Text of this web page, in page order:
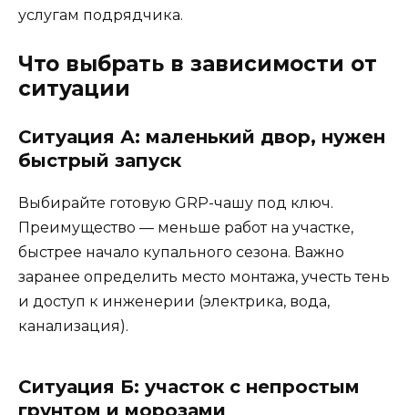
услугам подрядчика.
Что выбрать в зависимости от
ситуации
Ситуация А: маленький двор, нужен
быстрый запуск
Выбирайте готовую GRP-чашу под ключ.
Преимущество — меньше работ на участке,
быстрее начало купального сезона. Важно
заранее определить место монтажа, учесть тень
и доступ к инженерии (электрика, вода,
канализация).
Ситуация Б: участок с непростым
грунтом и морозами